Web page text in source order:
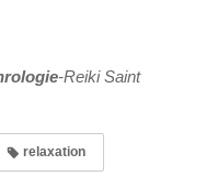
-Reiki Saint
relaxation